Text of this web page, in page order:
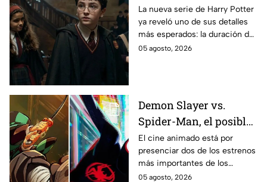
temporada de Harry
Potter y emocionará a
los fans de los libros
La nueva serie de Harry Potter
ya reveló uno de sus detalles
más esperados: la duración de
la primera temporada basada
05 agosto, 2026
Demon Slayer vs.
Spider-Man, el posible
gran enfrentamiento
en taquilla del 2027
El cine animado está por
presenciar dos de los estrenos
más importantes de los
últimos años.
05 agosto, 2026